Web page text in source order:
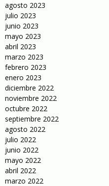
agosto 2023
julio 2023
junio 2023
mayo 2023
abril 2023
marzo 2023
febrero 2023
enero 2023
diciembre 2022
noviembre 2022
octubre 2022
septiembre 2022
agosto 2022
julio 2022
junio 2022
mayo 2022
abril 2022
marzo 2022